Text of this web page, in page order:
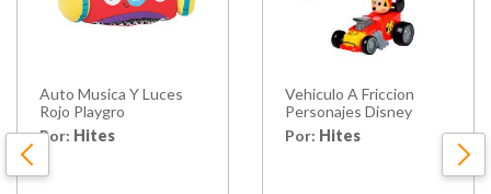
Auto Musica Y Luces
Rojo Playgro
Por: Hites
Vehiculo A Friccion
Personajes Disney
Por: Hites